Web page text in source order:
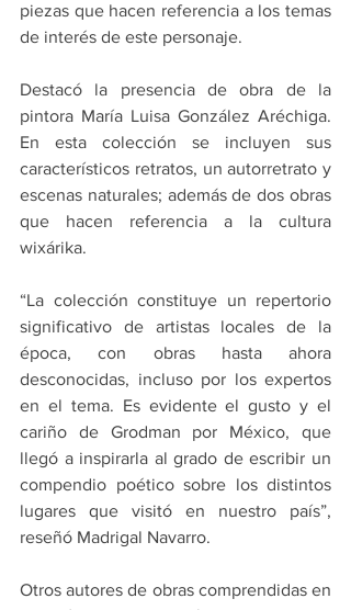
piezas que hacen referencia a los temas
de interés de este personaje.
Destacó la presencia de obra de la
pintora María Luisa González Aréchiga.
En esta colección se incluyen sus
característicos retratos, un autorretrato y
escenas naturales; además de dos obras
que hacen referencia a la cultura
wixárika.
“La colección constituye un repertorio
significativo de artistas locales de la
época, con obras hasta ahora
desconocidas, incluso por los expertos
en el tema. Es evidente el gusto y el
cariño de Grodman por México, que
llegó a inspirarla al grado de escribir un
compendio poético sobre los distintos
lugares que visitó en nuestro país”,
reseñó Madrigal Navarro.
Otros autores de obras comprendidas en